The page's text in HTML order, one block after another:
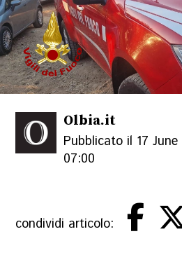
Olbia.it
Pubblicato il 17
07:00
condividi articolo: